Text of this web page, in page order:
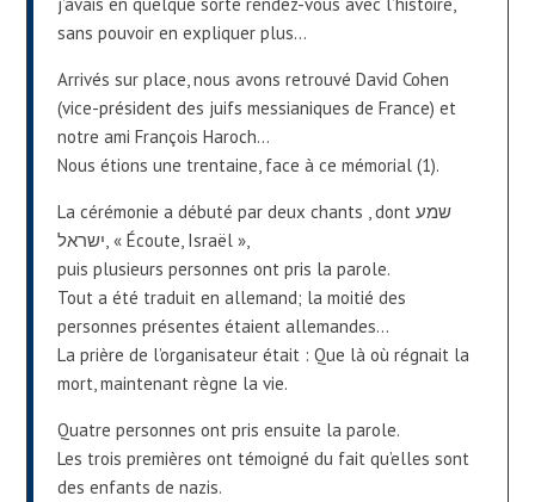
sans pouvoir en expliquer plus…
Arrivés sur place, nous avons retrouvé David Cohen
(vice-président des juifs messianiques de France) et
notre ami François Haroch…
Nous étions une trentaine, face à ce mémorial (1).
La cérémonie a débuté par deux chants , dont שמע
ישראל, « Écoute, Israël »,
puis plusieurs personnes ont pris la parole.
Tout a été traduit en allemand; la moitié des
personnes présentes étaient allemandes…
La prière de l’organisateur était : Que là où régnait la
mort, maintenant règne la vie.
Quatre personnes ont pris ensuite la parole.
Les trois premières ont témoigné du fait qu’elles sont
des enfants de nazis.